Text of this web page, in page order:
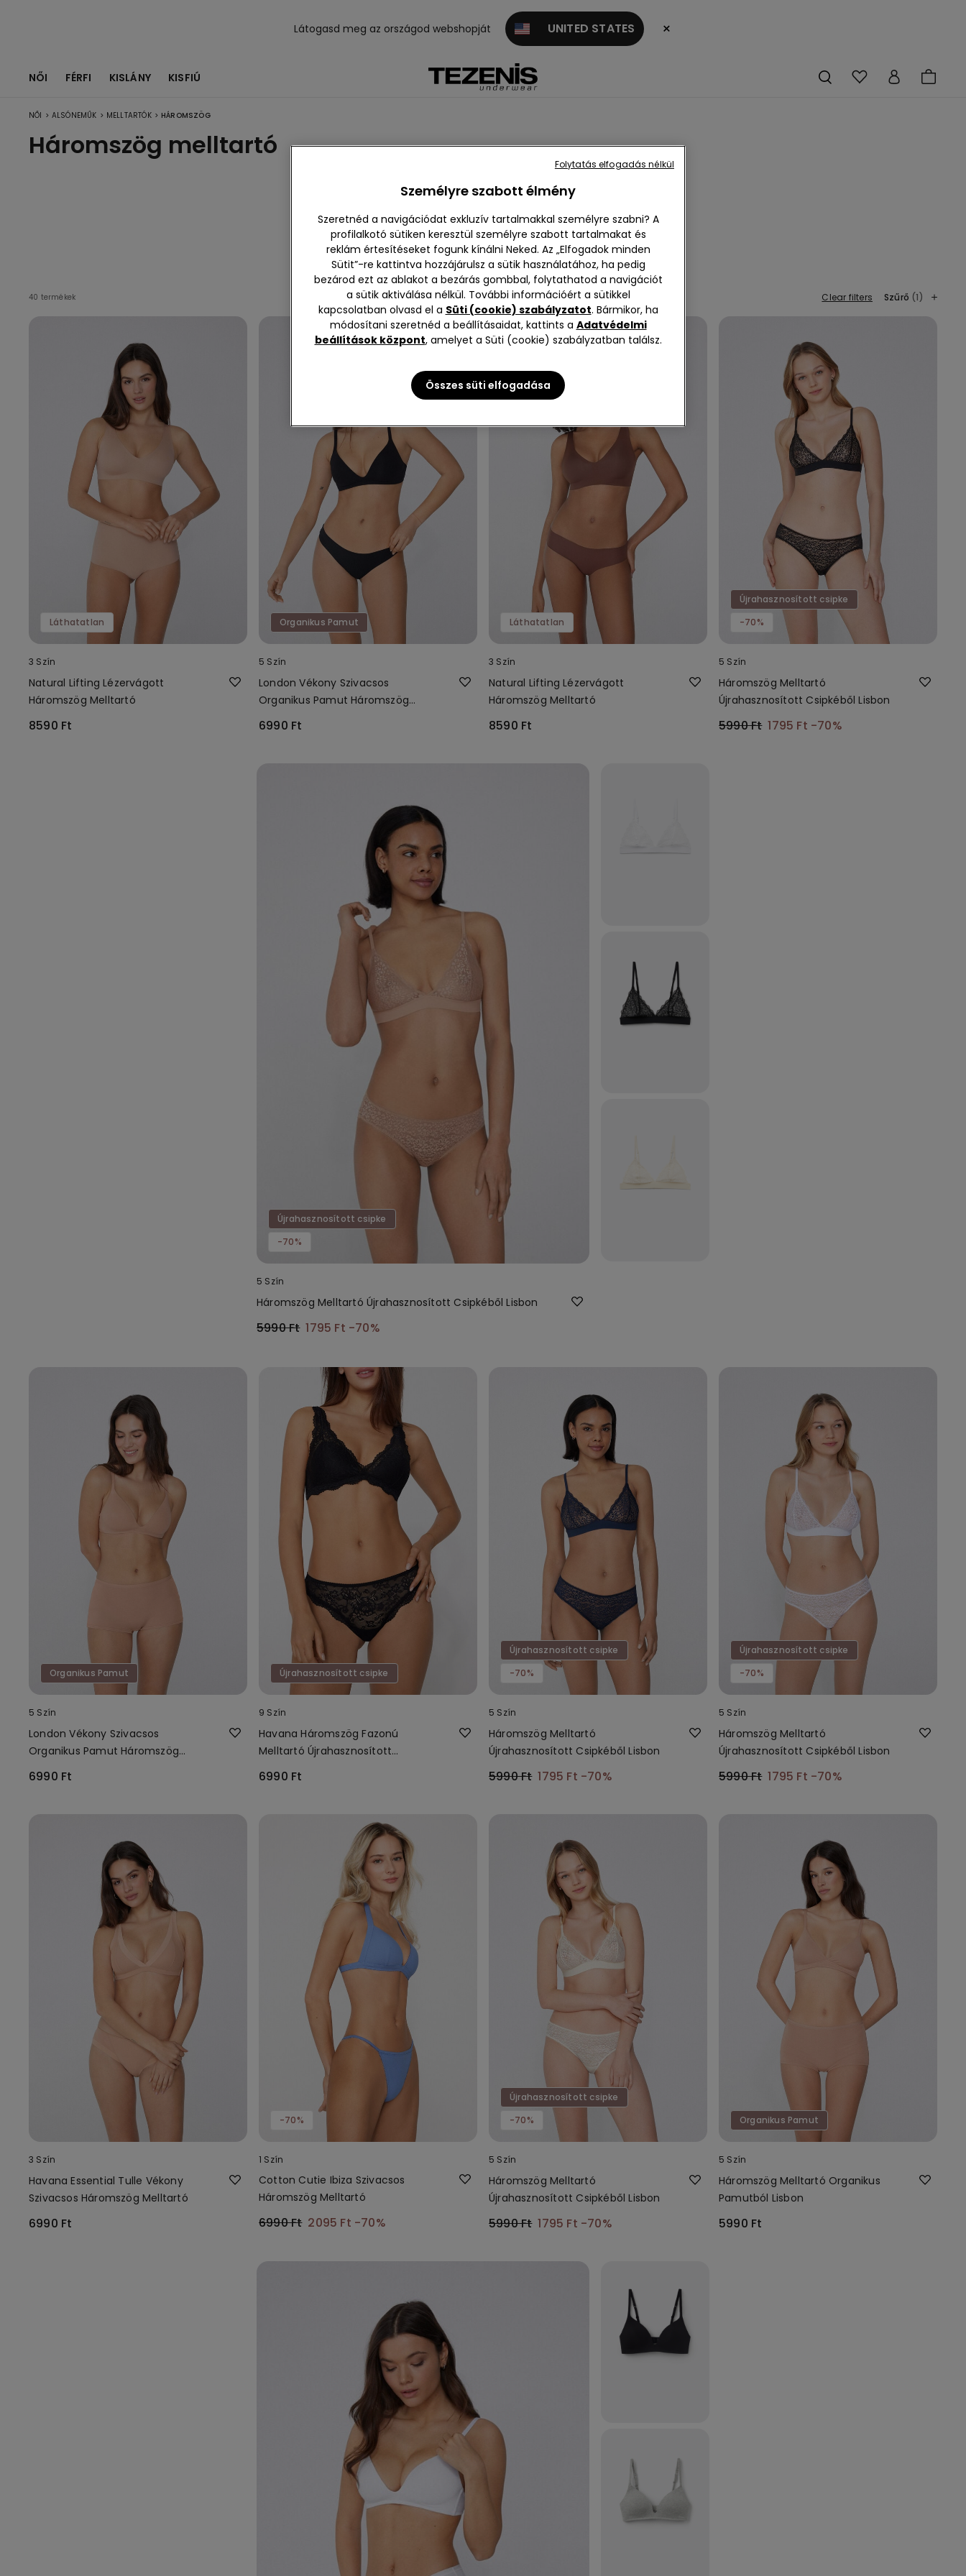
Látogasd meg az országod webshopját UNITED STATES ×
NŐI FÉRFI KISLÁNY KISFIÚ
NŐI > ALSÓNEMŰK > MELLTARTÓK > HÁROMSZÖG
Háromszög melltartó
Összes m
egjeleníté
se
Push-up
Háromszö
g
Pánt nélkü
li
Balconett
Bralette é
s brassier
e
40 termékek Clear filters Szűrő (1)
Láthatatlan
3 Szín
Natural Lifting Lézervágott
Háromszög Melltartó
8590 Ft
Organikus Pamut
5 Szín
London Vékony Szivacsos
Organikus Pamut Háromszög
Melltartó
6990 Ft
Láthatatlan
3 Szín
Natural Lifting Lézervágott
Háromszög Melltartó
8590 Ft
Újrahasznosított csipke
-70%
5 Szín
Háromszög Melltartó
Újrahasznosított Csipkéből Lisbon
5990 Ft 1795 Ft -70%
Újrahasznosított csipke
-70%
5 Szín
Háromszög Melltartó Újrahasznosított Csipkéből Lisbon
5990 Ft 1795 Ft -70%
Organikus Pamut
5 Szín
London Vékony Szivacsos
Organikus Pamut Háromszög
6990 Ft
Újrahasznosított csipke
9 Szín
Havana Háromszög Fazonú
Melltartó Újrahasznosított
6990 Ft
Újrahasznosított csipke
-70%
5 Szín
Háromszög Melltartó
Újrahasznosított Csipkéből Lisbon
5990 Ft 1795 Ft -70%
Újrahasznosított csipke
-70%
5 Szín
Háromszög Melltartó
Újrahasznosított Csipkéből Lisbon
5990 Ft 1795 Ft -70%
3 Szín
Havana Essential Tulle Vékony
Szivacsos Háromszög Melltartó
6990 Ft
-70%
1 Szín
Cotton Cutie Ibiza Szivacsos
Háromszög Melltartó
6990 Ft 2095 Ft -70%
Újrahasznosított csipke
-70%
5 Szín
Háromszög Melltartó
Újrahasznosított Csipkéből Lisbon
5990 Ft 1795 Ft -70%
Organikus Pamut
5 Szín
Háromszög Melltartó Organikus
Pamutból Lisbon
5990 Ft
Személyre szabott élmény
Szeretnéd a navigációdat exkluzív tartalmakkal személyre szabni? A
profilalkotó sütiken keresztül személyre szabott tartalmakat és
reklám értesítéseket fogunk kínálni Neked. Az „Elfogadok minden
Sütit”-re kattintva hozzájárulsz a sütik használatához, ha pedig
bezárod ezt az ablakot a bezárás gombbal, folytathatod a navigációt
a sütik aktiválása nélkül. További információért a sütikkel
kapcsolatban olvasd el a Süti (cookie) szabályzatot. Bármikor, ha
módosítani szeretnéd a beállításaidat, kattints a Adatvédelmi
beállítások központ, amelyet a Süti (cookie) szabályzatban találsz.
Összes süti elfogadása
Folytatás elfogadás nélkül